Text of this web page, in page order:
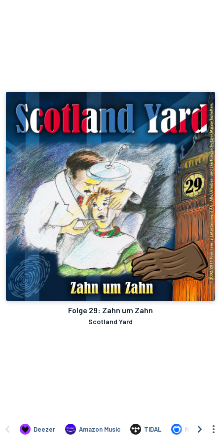
Folge 29: Zahn um Zahn
Scotland Yard
Deezer Amazon Music TIDAL Napster